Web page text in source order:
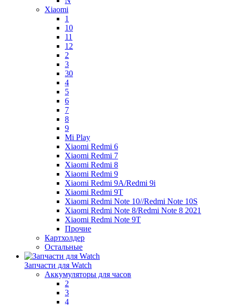
Xiaomi
1
10
11
12
2
3
30
4
5
6
7
8
9
Mi Play
Xiaomi Redmi 6
Xiaomi Redmi 7
Xiaomi Redmi 8
Xiaomi Redmi 9
Xiaomi Redmi 9A/Redmi 9i
Xiaomi Redmi 9T
Xiaomi Redmi Note 10//Redmi Note 10S
Xiaomi Redmi Note 8/Redmi Note 8 2021
Xiaomi Redmi Note 9T
Прочие
Картхолдер
Остальные
Запчасти для Watch
Аккумуляторы для часов
2
3
4